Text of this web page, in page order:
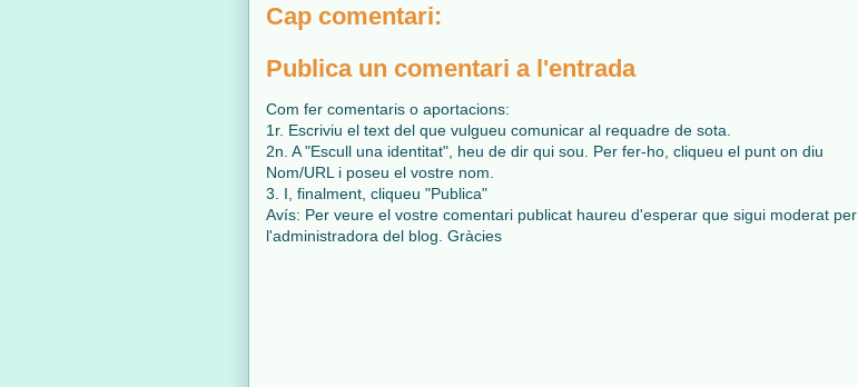
Cap comentari:
Publica un comentari a l'entrada
Com fer comentaris o aportacions:
1r. Escriviu el text del que vulgueu comunicar al requadre de sota.
2n. A "Escull una identitat", heu de dir qui sou. Per fer-ho, cliqueu el punt on diu
Nom/URL i poseu el vostre nom.
3. I, finalment, cliqueu "Publica"
Avís: Per veure el vostre comentari publicat haureu d'esperar que sigui moderat per
l'administradora del blog. Gràcies